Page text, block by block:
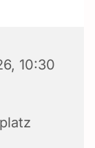
10:30